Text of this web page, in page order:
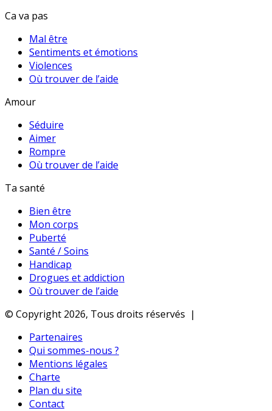
Ca va pas
Mal être
Sentiments et émotions
Violences
Où trouver de l’aide
Amour
Séduire
Aimer
Rompre
Où trouver de l’aide
Ta santé
Bien être
Mon corps
Puberté
Santé / Soins
Handicap
Drogues et addiction
Où trouver de l’aide
© Copyright 2026, Tous droits réservés |
Partenaires
Qui sommes-nous ?
Mentions légales
Charte
Plan du site
Contact